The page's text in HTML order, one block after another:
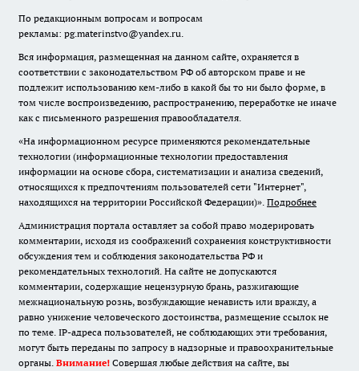
По редакционным вопросам и вопросам
рекламы: pg.materinstvo@yandex.ru.
Вся информация, размещенная на данном сайте, охраняется в
соответствии с законодательством РФ об авторском праве и не
подлежит использованию кем-либо в какой бы то ни было форме, в
том числе воспроизведению, распространению, переработке не иначе
как с письменного разрешения правообладателя.
«На информационном ресурсе применяются рекомендательные
технологии (информационные технологии предоставления
информации на основе сбора, систематизации и анализа сведений,
относящихся к предпочтениям пользователей сети "Интернет",
находящихся на территории Российской Федерации)». Подробнее
Администрация портала оставляет за собой право модерировать
комментарии, исходя из соображений сохранения конструктивности
обсуждения тем и соблюдения законодательства РФ и
рекомендательных технологий. На сайте не допускаются
комментарии, содержащие нецензурную брань, разжигающие
межнациональную рознь, возбуждающие ненависть или вражду, а
равно унижение человеческого достоинства, размещение ссылок не
по теме. IP-адреса пользователей, не соблюдающих эти требования,
могут быть переданы по запросу в надзорные и правоохранительные
органы. Внимание! Совершая любые действия на сайте, вы